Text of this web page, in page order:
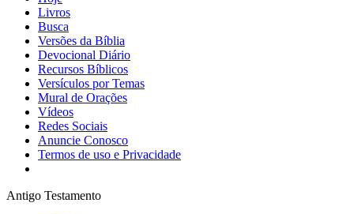
Livros
Busca
Versões da Bíblia
Devocional Diário
Recursos Bíblicos
Versículos por Temas
Mural de Orações
Vídeos
Redes Sociais
Anuncie Conosco
Termos de uso e Privacidade
Antigo Testamento